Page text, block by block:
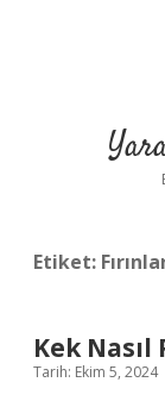
Etiket:
Kek
Tarih: Ekim 5, 2024